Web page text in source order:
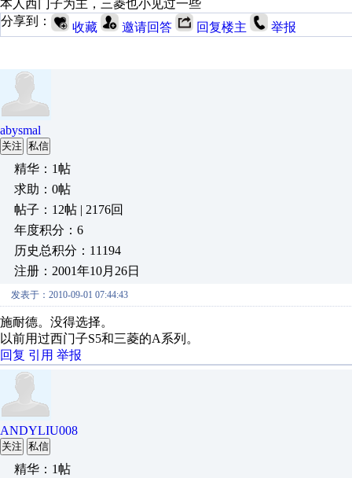
本人西门子为主，三菱也小见过一些
分享到：
收藏 邀请回答 回复楼主 举报
abysmal
关注 私信
精华：1帖
求助：0帖
帖子：12帖 | 2176回
年度积分：6
历史总积分：11194
注册：2001年10月26日
发表于：2010-09-01 07:44:43
施耐德。没得选择。
以前用过西门子S5和三菱的A系列。
回复 引用 举报
ANDYLIU008
关注 私信
精华：1帖